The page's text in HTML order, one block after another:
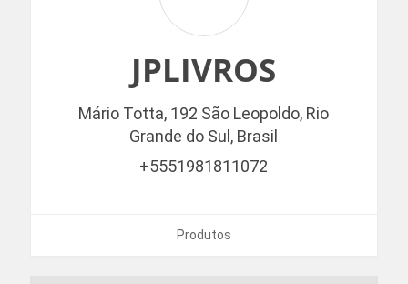
JPLIVROS
Mário Totta, 192 São Leopoldo, Rio
Grande do Sul, Brasil
+5551981811072
Produtos